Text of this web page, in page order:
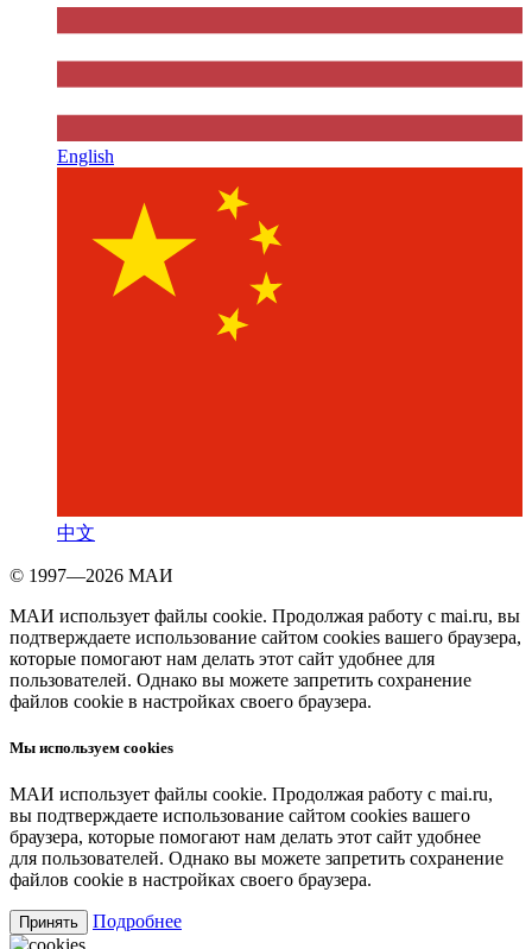
English
中文
© 1997—2026 МАИ
МАИ использует файлы cookie. Продолжая работу с mai.ru, вы
подтверждаете использование сайтом cookies вашего браузера,
которые помогают нам делать этот сайт удобнее для
пользователей. Однако вы можете запретить сохранение
файлов cookie в настройках своего браузера.
Мы используем cookies
МАИ использует файлы cookie. Продолжая работу с mai.ru,
вы подтверждаете использование сайтом cookies вашего
браузера, которые помогают нам делать этот сайт удобнее
для пользователей. Однако вы можете запретить сохранение
файлов cookie в настройках своего браузера.
Принять Подробнее